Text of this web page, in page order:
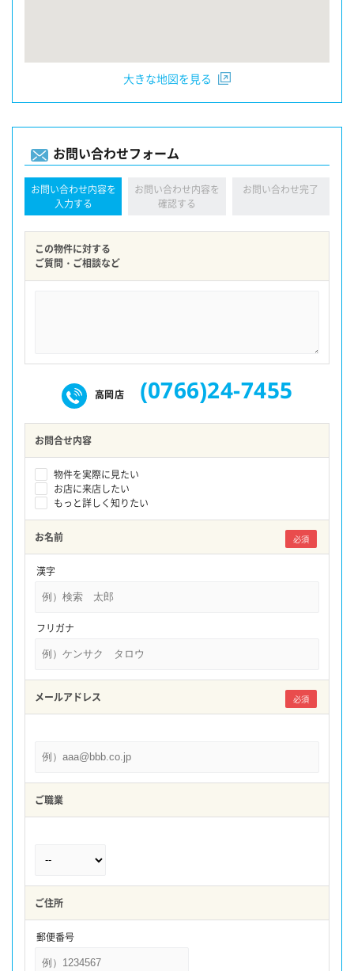
大きな地図を見る
お問い合わせフォーム
お問い合わせ内容を
入力する
お問い合わせ内容を
確認する
お問い合わせ完了
この物件に対する
ご質問・ご相談など
高岡店 (0766)24-7455
お問合せ内容
物件を実際に見たい
お店に来店したい
もっと詳しく知りたい
お名前 必須
漢字
フリガナ
メールアドレス 必須
ご職業
ご住所
郵便番号